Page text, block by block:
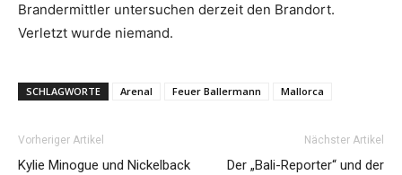
Brandermittler untersuchen derzeit den Brandort.
Verletzt wurde niemand.
SCHLAGWORTE Arenal Feuer Ballermann Mallorca
Vorheriger Artikel
Kylie Minogue und Nickelback
Nächster Artikel
Der „Bali-Reporter“ und der